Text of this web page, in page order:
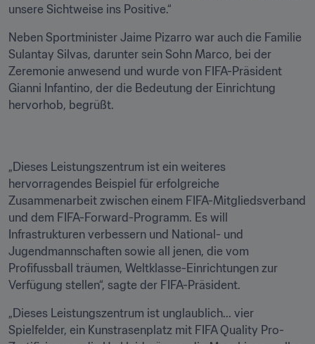
unsere Sichtweise ins Positive.“
Neben Sportminister Jaime Pizarro war auch die Familie
Sulantay Silvas, darunter sein Sohn Marco, bei der
Zeremonie anwesend und wurde von FIFA-Präsident
Gianni Infantino, der die Bedeutung der Einrichtung
hervorhob, begrüßt.
„Dieses Leistungszentrum ist ein weiteres
hervorragendes Beispiel für erfolgreiche
Zusammenarbeit zwischen einem FIFA-Mitgliedsverband
und dem FIFA-Forward-Programm. Es will
Infrastrukturen verbessern und National- und
Jugendmannschaften sowie all jenen, die vom
Profifussball träumen, Weltklasse-Einrichtungen zur
Verfügung stellen“, sagte der FIFA-Präsident.
„Dieses Leistungszentrum ist unglaublich... vier
Spielfelder, ein Kunstrasenplatz mit FIFA Quality Pro-